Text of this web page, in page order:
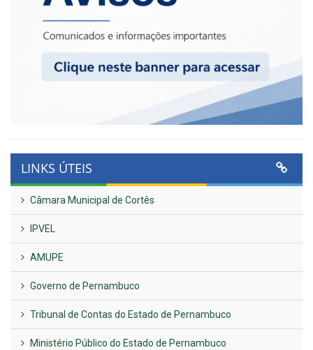
LINKS ÚTEIS
Câmara Municipal de Cortês
IPVEL
AMUPE
Governo de Pernambuco
Tribunal de Contas do Estado de Pernambuco
Ministério Público do Estado de Pernambuco